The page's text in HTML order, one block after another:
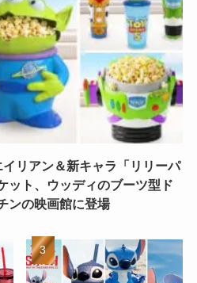
イリアン＆新キャラ「リリーパ
ット、ウッディのブーツ型ド
ンの映画館に登場